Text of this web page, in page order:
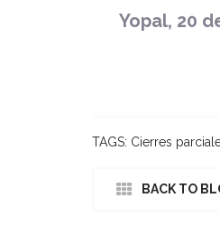
Yopal, 20
TAGS: Cierres
BACK TO